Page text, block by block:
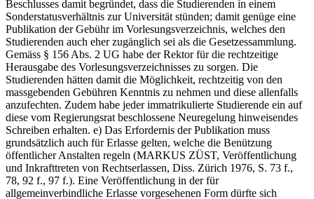
Beschlusses damit begründet, dass die Studierenden in einem
Sonderstatusverhältnis zur Universität stünden; damit genüge eine
Publikation der Gebühr im Vorlesungsverzeichnis, welches den
Studierenden auch eher zugänglich sei als die Gesetzessammlung.
Gemäss § 156 Abs. 2 UG habe der Rektor für die rechtzeitige
Herausgabe des Vorlesungsverzeichnisses zu sorgen. Die
Studierenden hätten damit die Möglichkeit, rechtzeitig von den
massgebenden Gebühren Kenntnis zu nehmen und diese allenfalls
anzufechten. Zudem habe jeder immatrikulierte Studierende ein auf
diese vom Regierungsrat beschlossene Neuregelung hinweisendes
Schreiben erhalten. e) Das Erfordernis der Publikation muss
grundsätzlich auch für Erlasse gelten, welche die Benützung
öffentlicher Anstalten regeln (MARKUS ZÜST, Veröffentlichung
und Inkrafttreten von Rechtserlassen, Diss. Zürich 1976, S. 73 f.,
78, 92 f., 97 f.). Eine Veröffentlichung in der für
allgemeinverbindliche Erlasse vorgesehenen Form dürfte sich